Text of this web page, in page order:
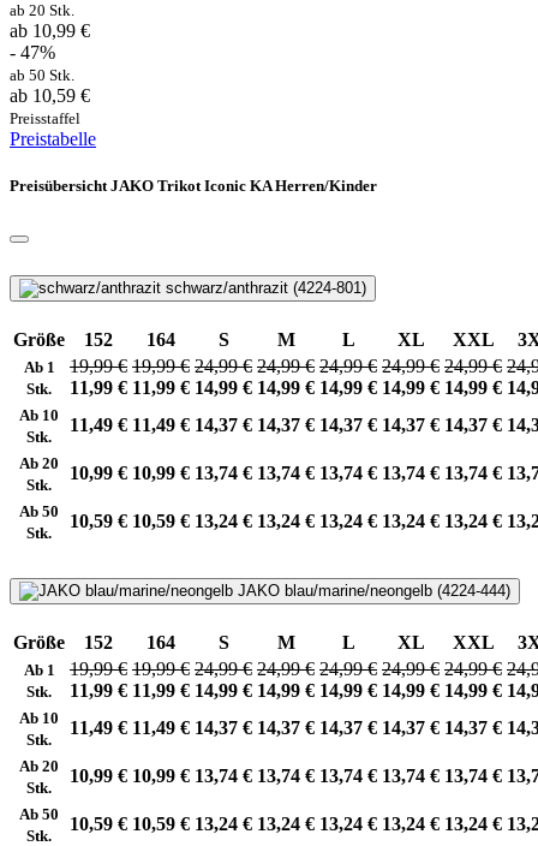
ab 20 Stk.
ab 10,99 €
- 47%
ab 50 Stk.
ab 10,59 €
Preisstaffel
Preistabelle
Preisübersicht JAKO Trikot Iconic KA Herren/Kinder
schwarz/anthrazit (4224-801)
Größe 152 164 S M L XL XXL
Ab 1
Stk.
19,99 €
11,99 €
19,99 €
11,99 €
24,99 €
14,99 €
24,99 €
14,99 €
24,99 €
14,99 €
24,99 €
14,99 €
24,99 €
14,99 €
Ab 10
Stk.
11,49 € 11,49 € 14,37 € 14,37 € 14,37 € 14,37 € 14,37 €
Ab 20
Stk.
10,99 € 10,99 € 13,74 € 13,74 € 13,74 € 13,74 € 13,74 €
Ab 50
Stk.
10,59 € 10,59 € 13,24 € 13,24 € 13,24 € 13,24 € 13,24 €
JAKO blau/marine/neongelb (4224-444)
Größe 152 164 S M L XL XXL
Ab 1
Stk.
19,99 €
11,99 €
19,99 €
11,99 €
24,99 €
14,99 €
24,99 €
14,99 €
24,99 €
14,99 €
24,99 €
14,99 €
24,99 €
14,99 €
Ab 10
Stk.
11,49 € 11,49 € 14,37 € 14,37 € 14,37 € 14,37 € 14,37 €
Ab 20
Stk.
10,99 € 10,99 € 13,74 € 13,74 € 13,74 € 13,74 € 13,74 €
Ab 50
Stk.
10,59 € 10,59 € 13,24 € 13,24 € 13,24 € 13,24 € 13,24 €